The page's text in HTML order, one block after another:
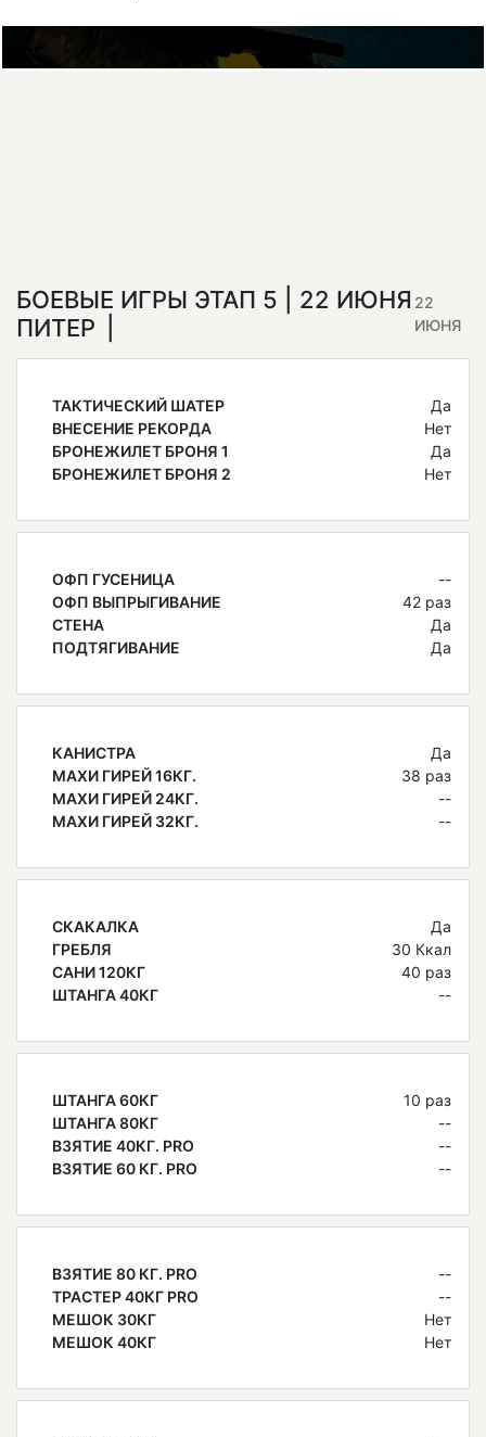
БОЕВЫЕ ИГРЫ ЭТАП 5 | 22 ИЮНЯ
ПИТЕР
22
ИЮНЯ
ТАКТИЧЕСКИЙ ШАТЕР
Да
ВНЕСЕНИЕ РЕКОРДА
Нет
БРОНЕЖИЛЕТ БРОНЯ 1
Да
БРОНЕЖИЛЕТ БРОНЯ 2
Нет
ОФП ГУСЕНИЦА
--
ОФП ВЫПРЫГИВАНИЕ
42 раз
СТЕНА
Да
ПОДТЯГИВАНИЕ
Да
КАНИСТРА
Да
МАХИ ГИРЕЙ 16КГ.
38 раз
МАХИ ГИРЕЙ 24КГ.
--
МАХИ ГИРЕЙ 32КГ.
--
СКАКАЛКА
Да
ГРЕБЛЯ
30 Ккал
САНИ 120КГ
40 раз
ШТАНГА 40КГ
--
ШТАНГА 60КГ
10 раз
ШТАНГА 80КГ
--
ВЗЯТИЕ 40КГ. PRO
--
ВЗЯТИЕ 60 КГ. PRO
--
ВЗЯТИЕ 80 КГ. PRO
--
ТРАСТЕР 40КГ PRO
--
МЕШОК 30КГ
Нет
МЕШОК 40КГ
Нет